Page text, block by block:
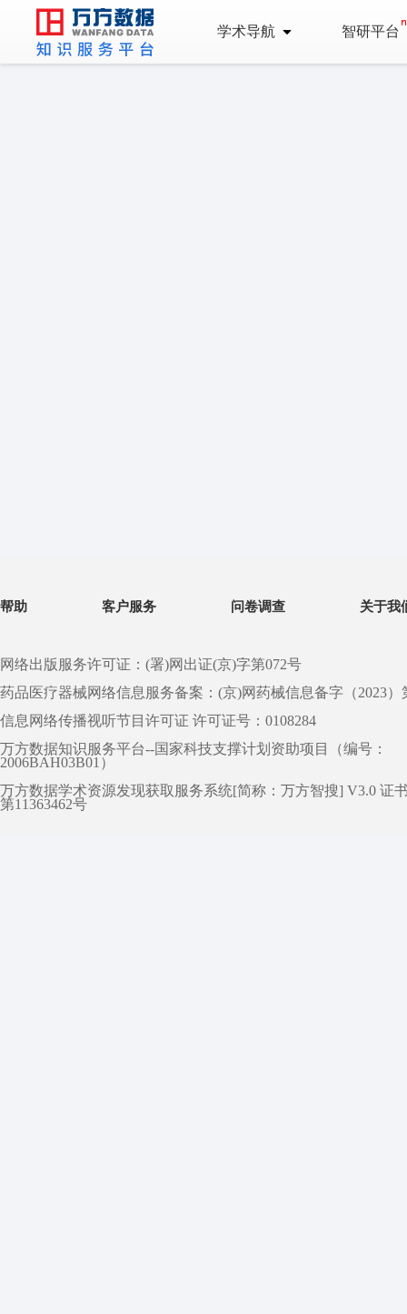
学术导航 智研平台
帮助 客户服务 问卷调查 关于我
网络出版服务许可证：(署)网出证(京)字第072号
药品医疗器械网络信息服务备案：(京)网药械信息备字（2023）
信息网络传播视听节目许可证 许可证号：0108284
万方数据知识服务平台--国家科技支撑计划资助项目（编号：
2006BAH03B01）
万方数据学术资源发现获取服务系统[简称：万方智搜] V3.0 证
第11363462号